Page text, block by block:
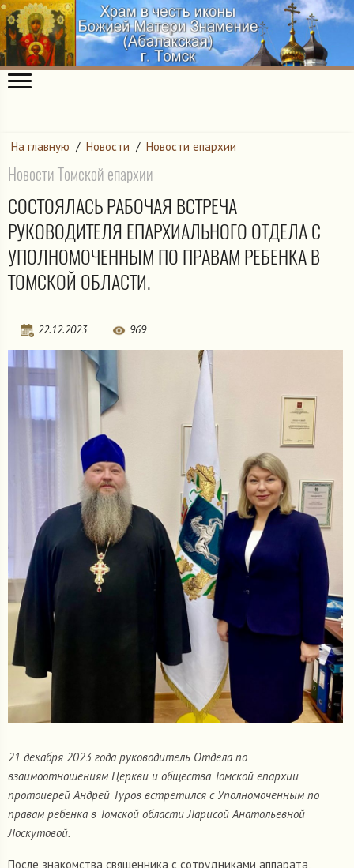
На главную / Новости / Новости епархии
Новости Томской епархии
СОСТОЯЛАСЬ РАБОЧАЯ ВСТРЕЧА
РУКОВОДИТЕЛЯ ЕПАРХИАЛЬНОГО ОТДЕЛА С
УПОЛНОМОЧЕННЫМ ПО ПРАВАМ РЕБЕНКА В
ТОМСКОЙ ОБЛАСТИ.
22.12.2023 969
21 декабря 2023 года руководитель Отдела по
взаимоотношениям Церкви и общества Томской епархии
протоиерей Андрей Туров встретился с Уполномоченным по
правам ребенка в Томской области Ларисой Анатольевной
Лоскутовой.
После знакомства священника с сотрудниками аппарата,